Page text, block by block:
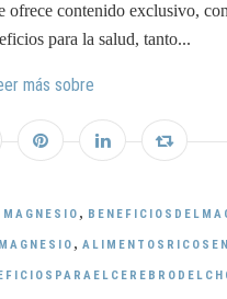
contenido exclusivo,
para la salud, tanto...
más sobre
MAGNESIO ,
MAGNESIO ,